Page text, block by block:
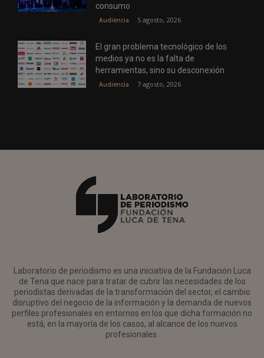
consumo
Audiencia 5 agosto, 2026
El gran problema tecnológico de los
medios ya no es la falta de
herramientas, sino su desconexión
Audiencia 7 agosto, 2026
Laboratorio de periodismo es una iniciativa de la Fundación Luca
de Tena que nace para tratar de cubrir las necesidades de los
periodistas derivadas de la transformación del sector, el cambio
disruptivo del negocio de la información y la demanda de nuevos
perfiles profesionales en entornos en los que dicha formación no
está, en la mayoría de los casos, al alcance de los nuevos
profesionales.